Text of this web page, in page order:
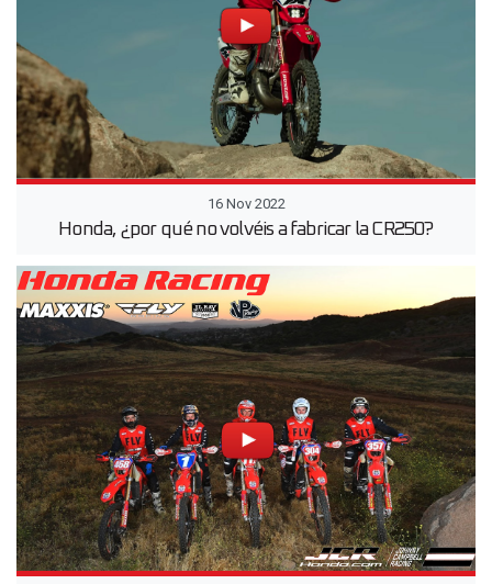
16 Nov 2022
Honda, ¿por qué no volvéis a fabricar la CR250?